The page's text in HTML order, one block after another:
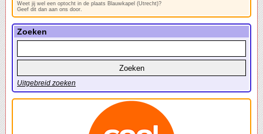
Weet jij wel een optocht in de plaats Blauwkapel (Utrecht)?
Geef dit dan aan ons door.
Zoeken
Uitgebreid zoeken